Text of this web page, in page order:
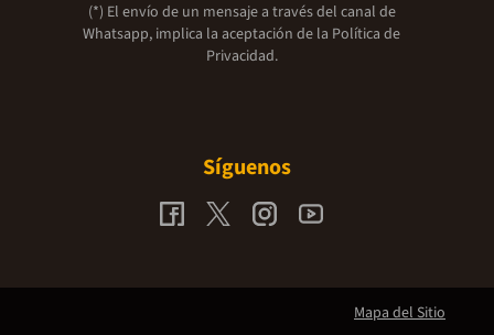
(*) El envío de un mensaje a través del canal de
Whatsapp, implica la aceptación de la Política de
Privacidad.
Síguenos
Mapa del Sitio